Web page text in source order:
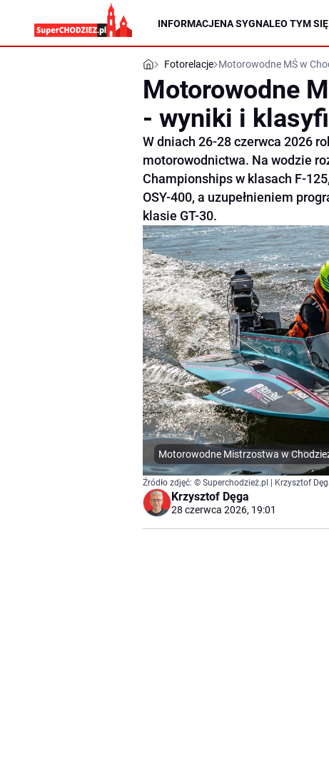
INFORMACJENA SYGNALEO TYM
Fotorelacje Motorowodne MŚ w
Motorowodne
- wyniki i
W dniach 26-28 czerwca 2026
motorowodnictwa. Na wodzie
Championships w klasach F-
OSY-400, a uzupełnieniem
klasie GT-30.
Motorowodne Mistrzostwa w
Źródło zdjęć: © Superchodzież.pl | Krzysztof
Krzysztof Dęga
28 czerwca 2026, 19:01